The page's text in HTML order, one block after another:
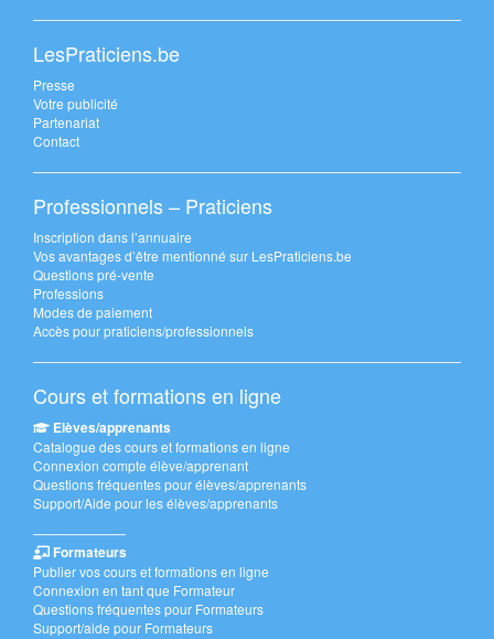
LesPraticiens.be
Presse
Votre publicité
Partenariat
Contact
Professionnels – Praticiens
Inscription dans l’annuaire
Vos avantages d’être mentionné sur LesPraticiens.be
Questions pré-vente
Professions
Modes de paiement
Accès pour praticiens/professionnels
Cours et formations en ligne
Elèves/apprenants
Catalogue des cours et formations en ligne
Connexion compte élève/apprenant
Questions fréquentes pour élèves/apprenants
Support/Aide pour les élèves/apprenants
———————
Formateurs
Publier vos cours et formations en ligne
Connexion en tant que Formateur
Questions fréquentes pour Formateurs
Support/aide pour Formateurs